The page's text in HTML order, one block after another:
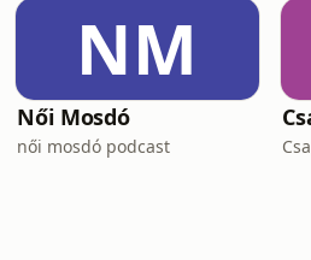
NM
Női Mosdó
női mosdó podcast